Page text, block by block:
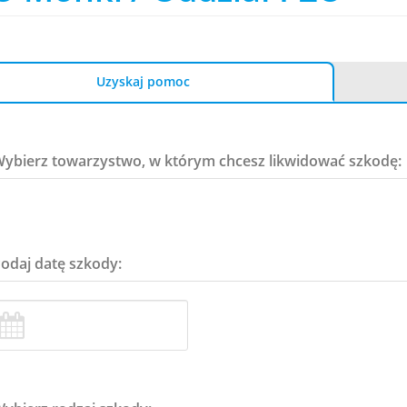
Uzyskaj pomoc
towarzystwo, w którym chcesz likwidować szkodę:
datę szkody: